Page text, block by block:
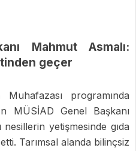
Mahmut Asmalı:
geçer
programında
MÜSİAD Genel Başkanı
nesillerin yetişmesinde gıda
Tarımsal alanda bilinçsiz